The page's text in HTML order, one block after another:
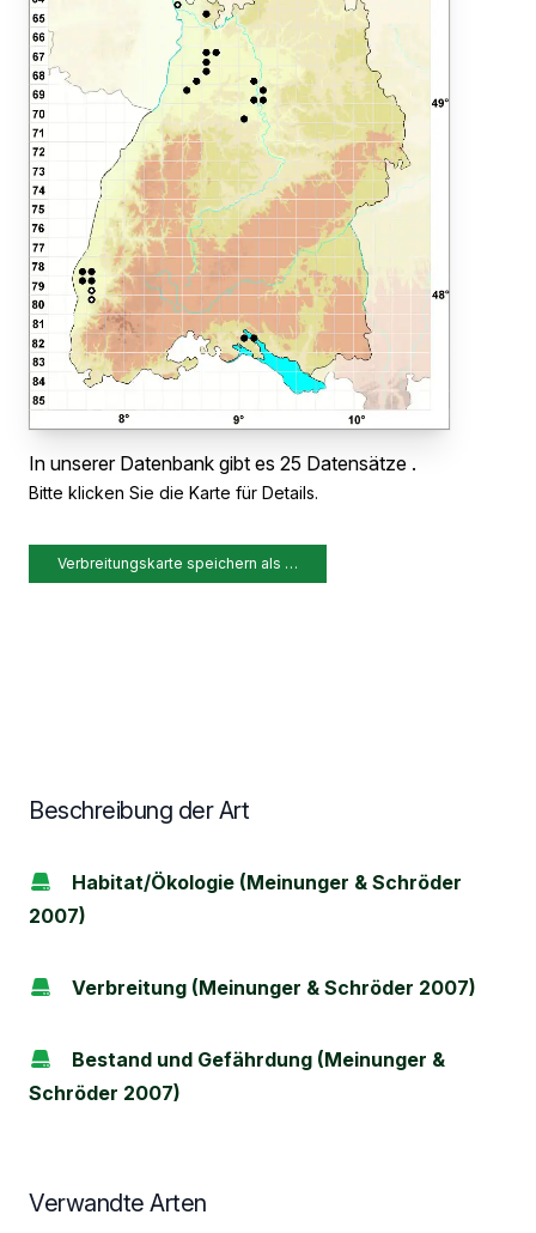
In unserer Datenbank gibt es 25 Datensätze .
Bitte klicken Sie die Karte für Details.
Verbreitungskarte speichern als …
Beschreibung der Art
Habitat/Ökologie (Meinunger & Schröder
2007)
Verbreitung (Meinunger & Schröder 2007)
Bestand und Gefährdung (Meinunger &
Schröder 2007)
Verwandte Arten